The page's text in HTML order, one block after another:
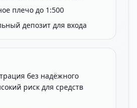
плечо до 1:500
депозит для входа
без надёжного
риск для средств